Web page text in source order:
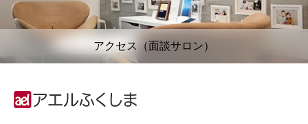
アクセス（面談サロン）